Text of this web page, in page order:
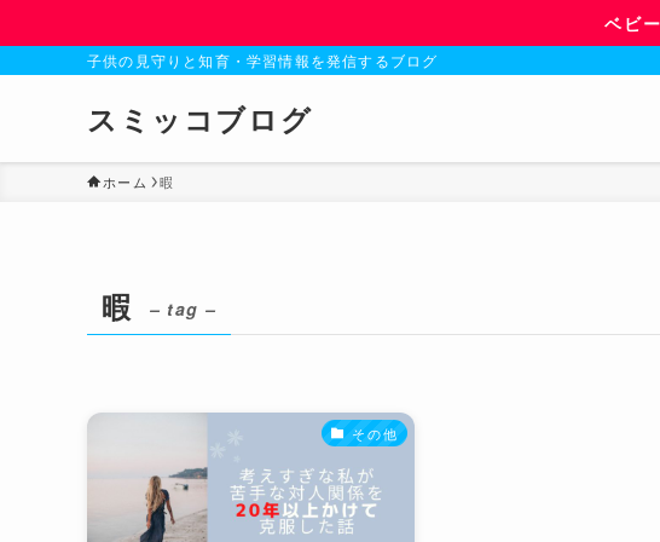
ベビ
子供の見守りと知育・学習情報を発信するブログ
スミッコブログ
ホーム 暇
暇 – tag –
その他